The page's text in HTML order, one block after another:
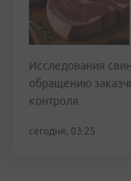
Исследования
обращению
контроля
сегодня, 03:25